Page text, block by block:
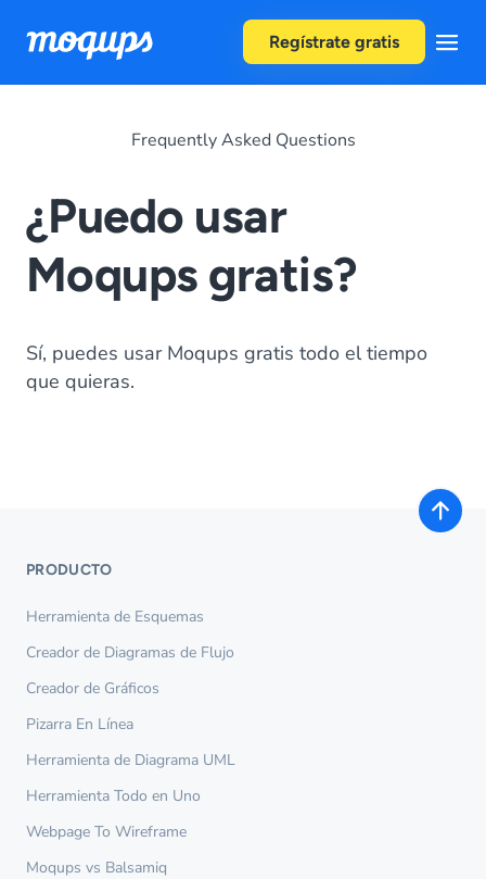
Regístrate gratis
Frequently Asked Questions
¿Puedo usar
Moqups gratis?
Sí, puedes usar Moqups gratis todo el tiempo
que quieras.
PRODUCTO
Herramienta de Esquemas
Creador de Diagramas de Flujo
Creador de Gráficos
Pizarra En Línea
Herramienta de Diagrama UML
Herramienta Todo en Uno
Webpage To Wireframe
Moqups vs Balsamiq